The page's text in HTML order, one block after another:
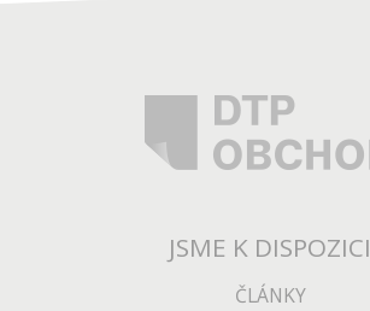
JSME K DISPOZICI
ČLÁNKY